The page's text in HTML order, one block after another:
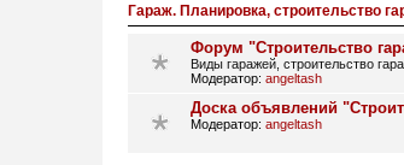
Гараж. Планировка, строительство
Форум "Строительство
Виды гаражей, строительство
Модератор: angeltash
Доска объявлений
Модератор: angeltash